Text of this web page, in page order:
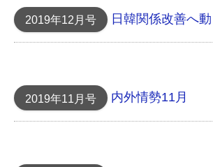
2019年12月号 日韓関係改善へ
2019年11月号 内外情勢11月